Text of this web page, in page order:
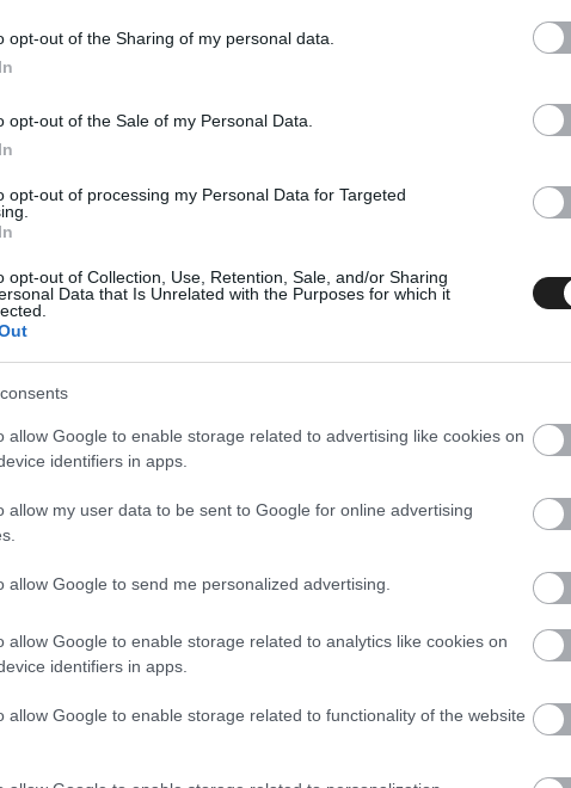
opt-out of the Sharing of my personal data.
opt-out of the Sale of my Personal Data.
opt-out of processing my Personal Data for Targeted
opt-out of Collection, Use, Retention, Sale, and/or Sharing
Data that Is Unrelated with the Purposes for which it
allow Google to enable storage related to advertising like cookies on
identifiers in apps.
allow my user data to be sent to Google for online advertising
allow Google to send me personalized advertising.
allow Google to enable storage related to analytics like cookies on
identifiers in apps.
allow Google to enable storage related to functionality of the website
előnybe került a Janner Rally
riválisai sorba kerültek bajba.
másodpercre volt Micahel Lengauer, míg a
Mads Ostberg 1:19.2 perc hátránnyal
követte Hermann Neubauer.
melyeken Wagner és Lengauer között
különbséggel fejezték be.